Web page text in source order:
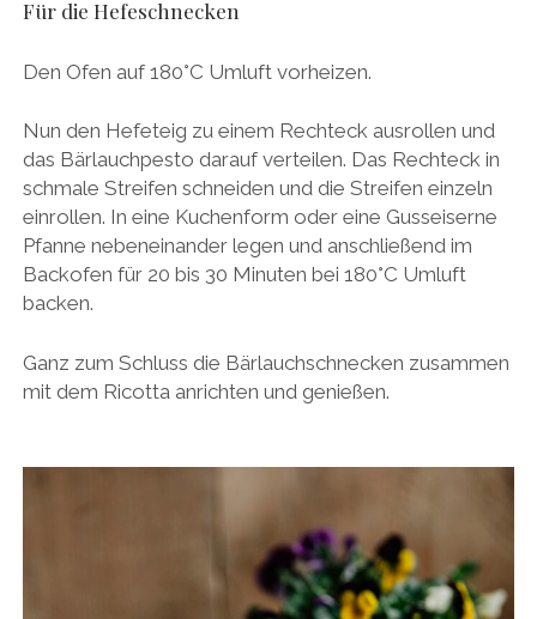
Für die Hefeschnecken
Den Ofen auf 180°C Umluft vorheizen.
Nun den Hefeteig zu einem Rechteck ausrollen und
das Bärlauchpesto darauf verteilen. Das Rechteck in
schmale Streifen schneiden und die Streifen einzeln
einrollen. In eine Kuchenform oder eine Gusseiserne
Pfanne nebeneinander legen und anschließend im
Backofen für 20 bis 30 Minuten bei 180°C Umluft
backen.
Ganz zum Schluss die Bärlauchschnecken zusammen
mit dem Ricotta anrichten und genießen.